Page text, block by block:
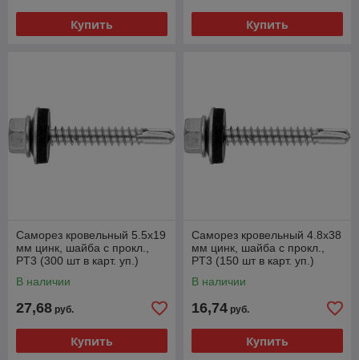
Купить Купить
Саморез кровельный 5.5х19
мм цинк, шайба с прокл.,
PT3 (300 шт в карт. уп.)
В наличии
27,68 руб.
Купить
Саморез кровельный 4.8х38
мм цинк, шайба с прокл.,
PT3 (150 шт в карт. уп.)
В наличии
16,74 руб.
Купить